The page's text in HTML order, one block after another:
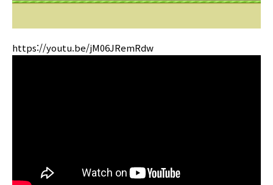
https://youtu.be/jM06JRemRdw